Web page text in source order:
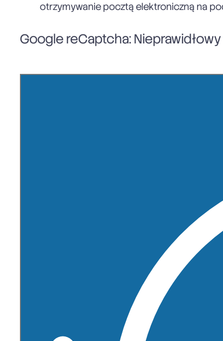
otrzymywanie pocztą elektroniczną na
Google reCaptcha: